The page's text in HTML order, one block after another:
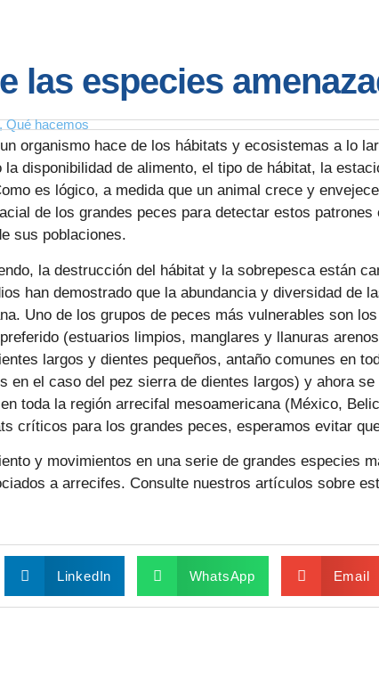
las especies
,Qué hacemos
organismo hace de los hábitats y ecosistemas a lo
disponibilidad de alimento, el tipo de hábitat, la
es lógico, a medida que un animal crece y
de los grandes peces para detectar estos patrones
sus poblaciones.
la destrucción del hábitat y la sobrepesca están
han demostrado que la abundancia y diversidad de
Uno de los grupos de peces más vulnerables son
(estuarios limpios, manglares y llanuras
largos y dientes pequeños, antaño comunes en
en el caso del pez sierra de dientes largos) y ahora se
toda la región arrecifal mesoamericana (México,
críticos para los grandes peces, esperamos evitar
y movimientos en una serie de grandes especies
a arrecifes. Consulte nuestros artículos sobre
LinkedIn WhatsApp Email